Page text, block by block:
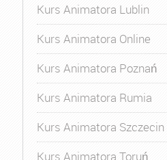
Kurs Animatora Lublin
Kurs Animatora Online
Kurs Animatora Poznań
Kurs Animatora Rumia
Kurs Animatora Szczecin
Kurs Animatora Toruń